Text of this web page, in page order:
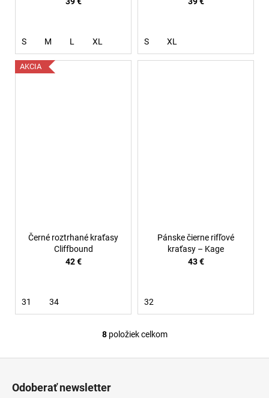
S M L XL S XL
AKCIA
Černé roztrhané kraťasy
Cliffbound
42 €
31 34
Pánske čierne rifľové
kraťasy – Kage
43 €
32
O
8položiek celkom
Odoberať newsletter